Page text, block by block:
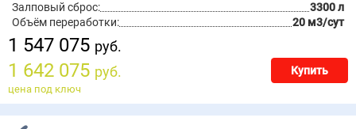
Залповый сброс:
3300 л
Объём переработки:
20 м3/сут
1 547 075 руб.
1 642 075 руб. Купить
цена под ключ